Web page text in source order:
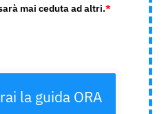
mai ceduta ad altri.*
la guida ORA